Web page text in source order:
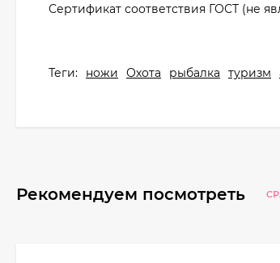
Сертификат соответствия ГОСТ (не
Теги: ножи Охота рыбалка туризм
Рекомендуем посмотреть